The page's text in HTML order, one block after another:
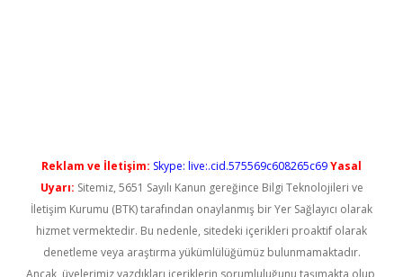
Reklam ve İletişim: Skype: live:.cid.575569c608265c69Yasal
Uyarı: Sitemiz, 5651 Sayılı Kanun gereğince Bilgi Teknolojileri ve
İletişim Kurumu (BTK) tarafından onaylanmış bir Yer Sağlayıcı olarak
hizmet vermektedir. Bu nedenle, sitedeki içerikleri proaktif olarak
denetleme veya araştırma yükümlülüğümüz bulunmamaktadır.
Ancak, üyelerimiz yazdıkları içeriklerin sorumluluğunu taşımakta olup,